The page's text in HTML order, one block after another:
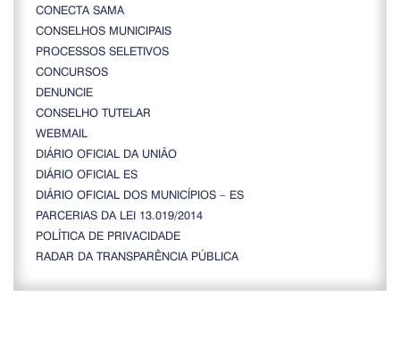
CONECTA SAMA
CONSELHOS MUNICIPAIS
PROCESSOS SELETIVOS
CONCURSOS
DENUNCIE
CONSELHO TUTELAR
WEBMAIL
DIÁRIO OFICIAL DA UNIÃO
DIÁRIO OFICIAL ES
DIÁRIO OFICIAL DOS MUNICÍPIOS – ES
PARCERIAS DA LEI 13.019/2014
POLÍTICA DE PRIVACIDADE
RADAR DA TRANSPARÊNCIA PÚBLICA